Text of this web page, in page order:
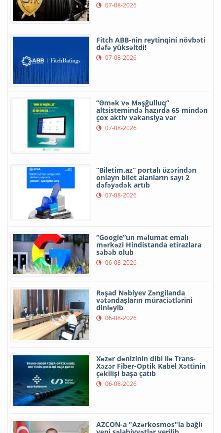
07-08-2026
Fitch ABB-nin reytinqini növbəti
dəfə yüksəltdi!
07-08-2026
“Əmək və Məşğulluq”
altsistemində hazırda 65 mindən
çox aktiv vakansiya var
07-08-2026
“Biletim.az” portalı üzərindən
onlayn bilet alanların sayı 2
dəfəyədək artıb
07-08-2026
“Google”un məlumat emalı
mərkəzi Hindistanda etirazlara
səbəb olub
06-08-2026
Rəşad Nəbiyev Zəngilanda
vətəndaşların müraciətlərini
dinləyib
06-08-2026
Xəzər dənizinin dibi ilə Trans-
Xəzər Fiber-Optik Kabel Xəttinin
çəkilişi başa çatıb
06-08-2026
AZCON-a "Azərkosmos"la bağlı